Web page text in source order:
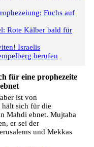
Fuchs auf
Rote Kälber bald für
Israelis
berufen
für eine prophezeite
ist von
hält sich für die
Mahdi ebnet. Mujtaba
er sei der
und Mekkas